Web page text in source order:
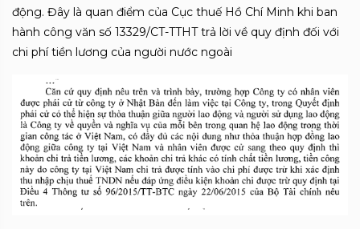
động. Đây là quan điểm của Cục thuế Hồ Chí Minh khi ban
hành công văn số 13329/CT-TTHT trả lời về quy định đối với
chi phí tiền lương của người nước ngoài